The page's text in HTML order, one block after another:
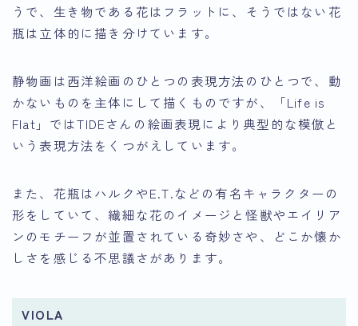
うで、生き物である花はフラットに、そうではない花
瓶は立体的に描き分けています。
静物画は西洋絵画のひとつの表現方法のひとつで、動
かないものを主体にして描くものですが、「Life is
Flat」ではTIDEさんの絵画表現により典型的な模倣と
いう表現方法をくつがえしています。
また、花瓶はハルクやE.T.などの有名キャラクターの
形をしていて、繊細な花のイメージと怪獣やエイリア
ンのモチーフが並置されている奇妙さや、どこか懐か
しさを感じる不思議さがあります。
VIOLA